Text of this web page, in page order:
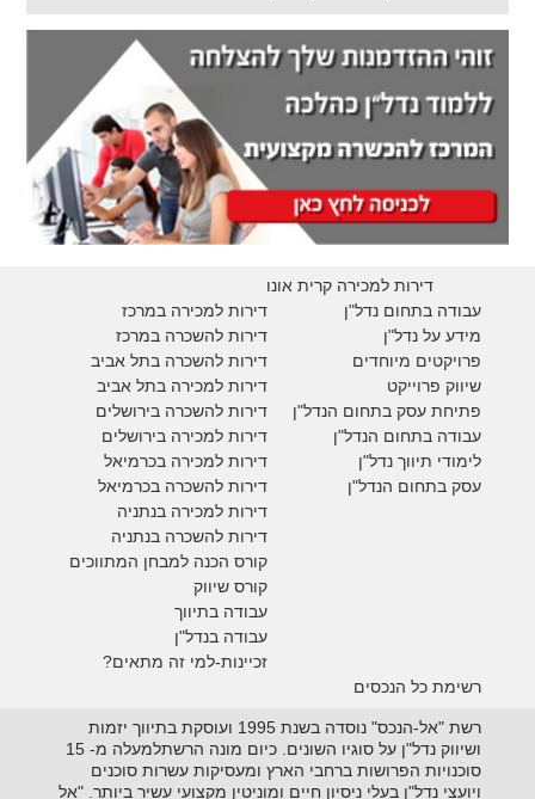
דירות למכירה קרית אונו
דירות למכירה במרכז
דירות להשכרה במרכז
דירות להשכרה בתל אביב
דירות למכירה בתל אביב
דירות להשכרה בירושלים
דירות למכירה בירושלים
דירות למכירה בכרמיאל
דירות להשכרה בכרמיאל
דירות למכירה בנתניה
דירות להשכרה בנתניה
קורס הכנה למבחן המתווכים
קורס שיווק
עבודה בתיווך
עבודה בנדל"ן
זכיינות-למי זה מתאים?
עבודה בתחום נדל"ן
מידע על נדל"ן
פרויקטים מיוחדים
שיווק פרוייקט
פתיחת עסק בתחום הנדל"ן
עבודה בתחום הנדל"ן
לימודי תיווך נדל"ן
עסק בתחום הנדל"ן
רשימת כל הנכסים
רשת "אל-הנכס" נוסדה בשנת 1995 ועוסקת בתיווך יזמות
ושיווק נדל"ן על סוגיו השונים. כיום מונה הרשתלמעלה מ- 15
סוכנויות הפרושות ברחבי הארץ ומעסיקות עשרות סוכנים
ויועצי נדל"ן בעלי ניסיון חיים ומוניטין מקצועי עשיר ביותר. "אל